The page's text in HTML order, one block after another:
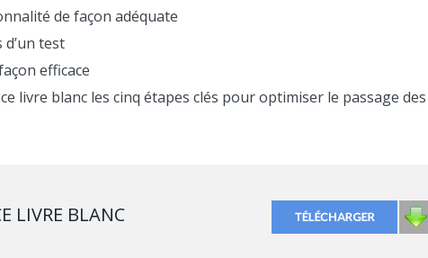
de façon adéquate
test
efficace
livre blanc les cinq étapes clés pour optimiser le passage des
LIVRE BLANC